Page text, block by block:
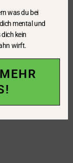
was du bei
mental und
kein
wirft.